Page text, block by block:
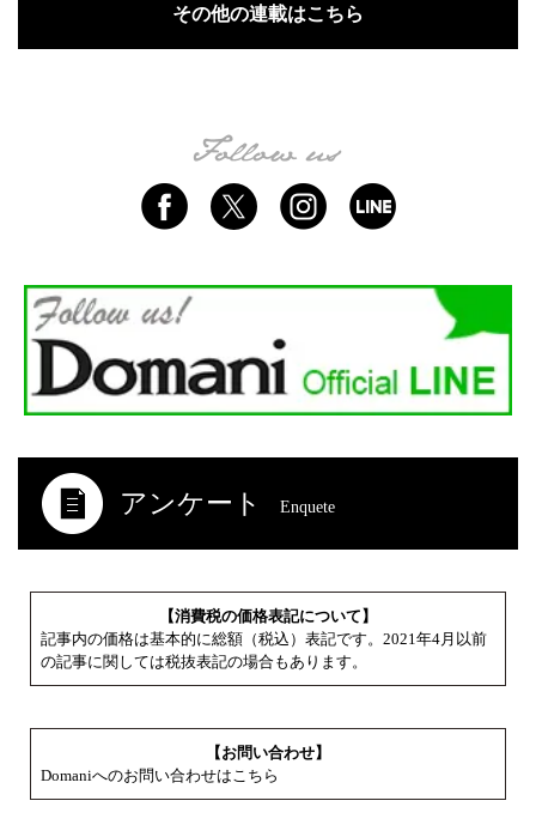
その他の連載はこちら
アンケート Enquete
【消費税の価格表記について】
記事内の価格は基本的に総額（税込）表記です。2021年4月以前
の記事に関しては税抜表記の場合もあります。
【お問い合わせ】
Domaniへのお問い合わせはこちら